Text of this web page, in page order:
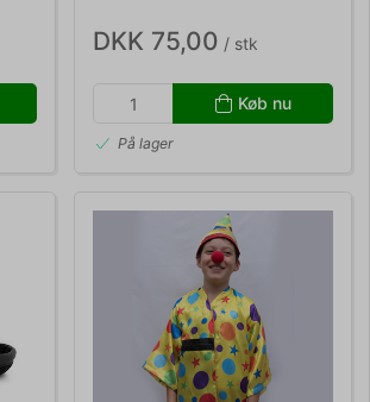
DKK 75,00 / stk
Køb nu
På lager